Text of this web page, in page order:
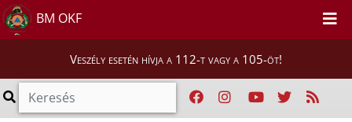
BM OKF
Veszély esetén hívja a 112-t vagy a 105-öt!